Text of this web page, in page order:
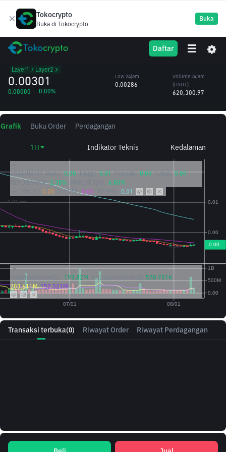
Tokocrypto
Buka di Tokocrypto
Buka
Daftar
GUN GUNZ
Layer1 / Layer2
0.00301
0.00000 0.00%
Low 24jam
0.00286
Volume 24jam
(GUN)
Volume 24jam
(USDT)
620,300.97
Transaksi terbuka(0) Riwayat Order Riwayat Perdagangan
Grafik Buku Order Perdagangan
1H Indikator Teknis Kedalaman
2026/08/07 Buka: 0.00 Tinggi: 0.01 Rendah: 0.00 Tutup: 0.00
PERUBAHAN: 2.38% AMPLITUDO:
6.80%
0.00 MA(25): 0.00 0.01
Vol({{baseAsset}}): 193.82M Vol({{quoteAsset}})
570.751K
203.611M 152.321M